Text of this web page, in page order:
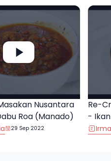
Nusantara
Roa (Manado)
29 Sep 2022
Re-
-